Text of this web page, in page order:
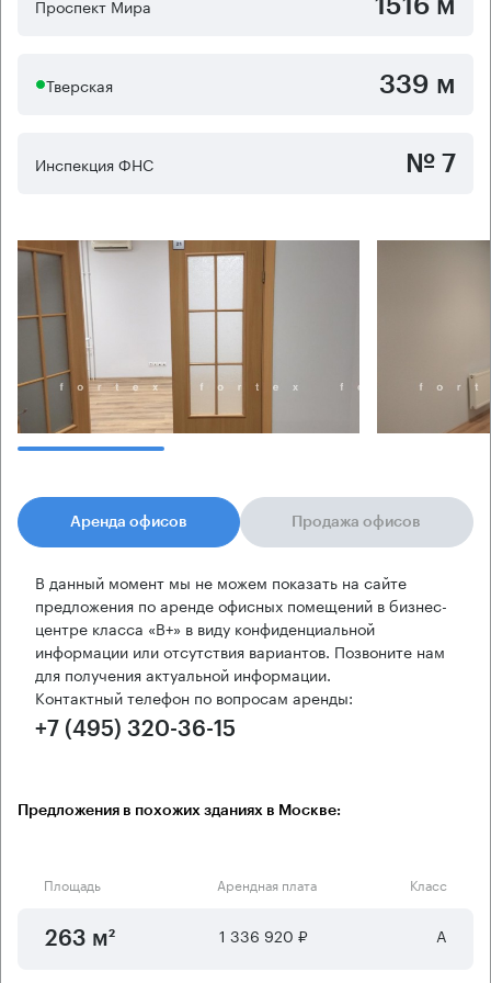
Проспект Мира 1516 м
Тверская 339 м
Инспекция ФНС № 7
Аренда офисов Продажа офисов
В данный момент мы не можем показать на сайте
предложения по аренде офисных помещений в бизнес-
центре класса «B+» в виду конфиденциальной
информации или отсутствия вариантов. Позвоните нам
для получения актуальной информации.
Контактный телефон по вопросам аренды:
+7 (495) 320-36-15
Предложения в похожих зданиях в Москве:
Площадь Арендная плата Класс
263 м² 1 336 920 ₽ А